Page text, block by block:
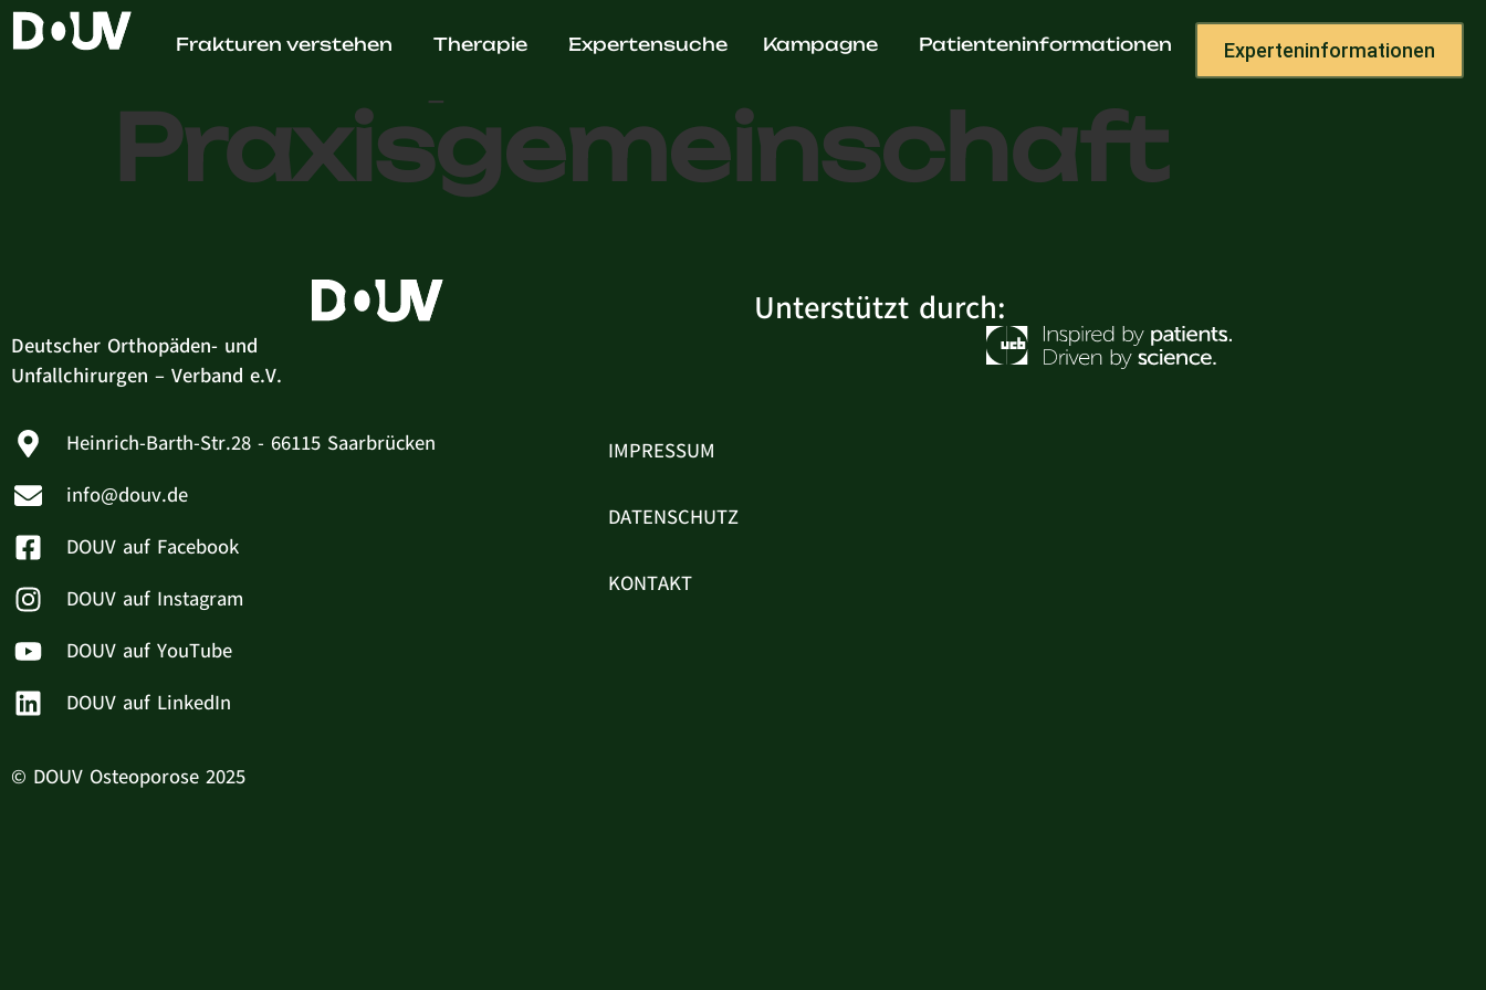
Frakturen verstehen Therapie Expertensuche Kampagne Patienteninformationen Experteninformationen
Orthopädie
Praxisgemeinschaft
Deutscher Orthopäden- und
Unfallchirurgen – Verband e.V.
Unterstützt durch:
Heinrich-Barth-Str.28 - 66115 Saarbrücken
info@douv.de
DOUV auf Facebook
DOUV auf Instagram
DOUV auf YouTube
DOUV auf LinkedIn
IMPRESSUM
DATENSCHUTZ
KONTAKT
© DOUV Osteoporose 2025